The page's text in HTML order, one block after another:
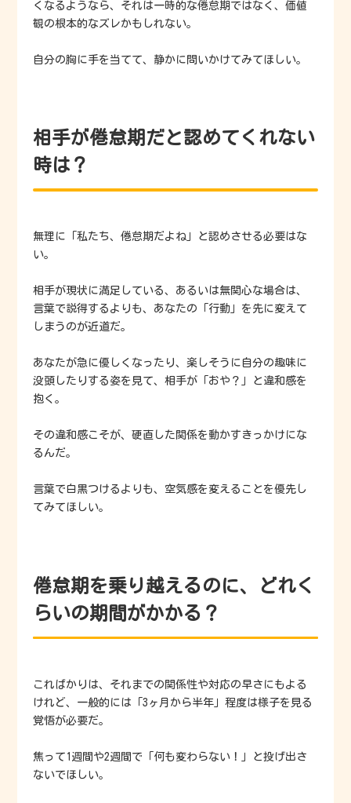
くなるようなら、それは一時的な倦怠期ではなく、価値
観の根本的なズレかもしれない。
自分の胸に手を当てて、静かに問いかけてみてほしい。
相手が倦怠期だと認めてくれない
時は？
無理に「私たち、倦怠期だよね」と認めさせる必要はな
い。
相手が現状に満足している、あるいは無関心な場合は、
言葉で説得するよりも、あなたの「行動」を先に変えて
しまうのが近道だ。
あなたが急に優しくなったり、楽しそうに自分の趣味に
没頭したりする姿を見て、相手が「おや？」と違和感を
抱く。
その違和感こそが、硬直した関係を動かすきっかけにな
るんだ。
言葉で白黒つけるよりも、空気感を変えることを優先し
てみてほしい。
倦怠期を乗り越えるのに、どれく
らいの期間がかかる？
こればかりは、それまでの関係性や対応の早さにもよる
けれど、一般的には「3ヶ月から半年」程度は様子を見る
覚悟が必要だ。
焦って1週間や2週間で「何も変わらない！」と投げ出さ
ないでほしい。